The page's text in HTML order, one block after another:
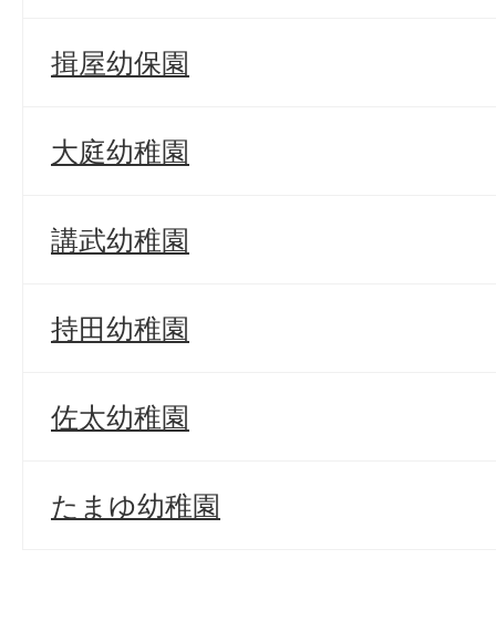
揖屋幼保園
大庭幼稚園
講武幼稚園
持田幼稚園
佐太幼稚園
たまゆ幼稚園